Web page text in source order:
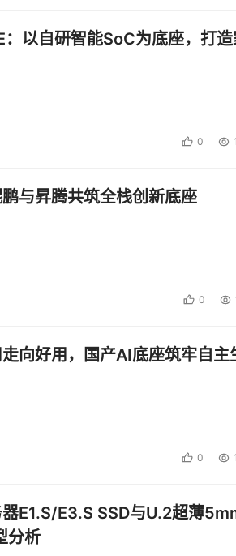
以自研智能SoC为底座，打
0
与昇腾共筑全栈创新底座
0
向好用，国产AI底座筑牢自主
0
E1.S/E3.S SSD与U.2超薄
分析